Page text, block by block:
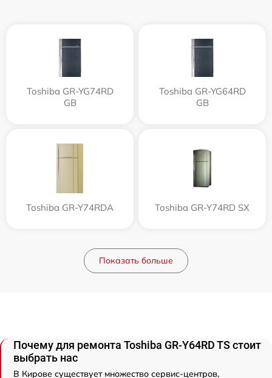
Toshiba GR-YG74RD
GB
Toshiba GR-YG64RD
GB
Toshiba GR-Y74RDA Toshiba GR-Y74RD SX
Показать больше
Почему для ремонта Toshiba GR-Y64RD TS стоит
выбрать нас
В Кирове существует множество сервис-центров,